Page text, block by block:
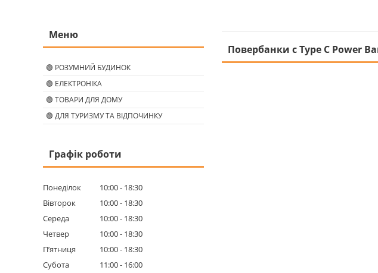
Повербанки с Type C Power
🟢 РОЗУМНИЙ БУДИНОК
🟢 ЕЛЕКТРОНІКА
🟢 ТОВАРИ ДЛЯ ДОМУ
🟢 ДЛЯ ТУРИЗМУ ТА ВІДПОЧИНКУ
Графік роботи
Понеділок 10:00
18:30
Вівторок
10:00
18:30
Середа
10:00
18:30
Четвер
10:00
18:30
Пʼятниця
10:00
18:30
Субота
11:00
16:00